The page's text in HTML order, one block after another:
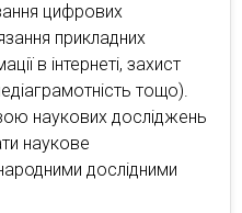
цифрових
прикладних
в інтернеті, захист
тощо).
наукових досліджень
наукове
дослідними